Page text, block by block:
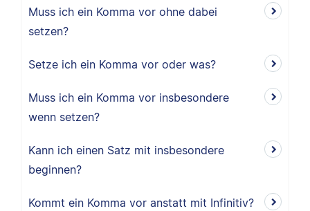
Muss ich ein Komma vor ohne dabei
setzen?
Setze ich ein Komma vor oder was?
Muss ich ein Komma vor insbesondere
wenn setzen?
Kann ich einen Satz mit insbesondere
beginnen?
Kommt ein Komma vor anstatt mit Infinitiv?